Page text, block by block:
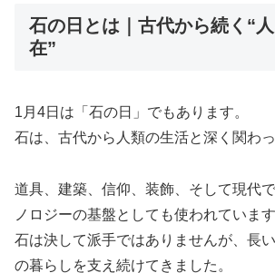
石の日とは｜古代から続く“
在”
1月4日は「石の日」でもあります。
石は、古代から人類の生活と深く関わ
道具、建築、信仰、装飾、そして現代
ノロジーの基盤としても使われています
石は決して派手ではありませんが、長
の暮らしを支え続けてきました。